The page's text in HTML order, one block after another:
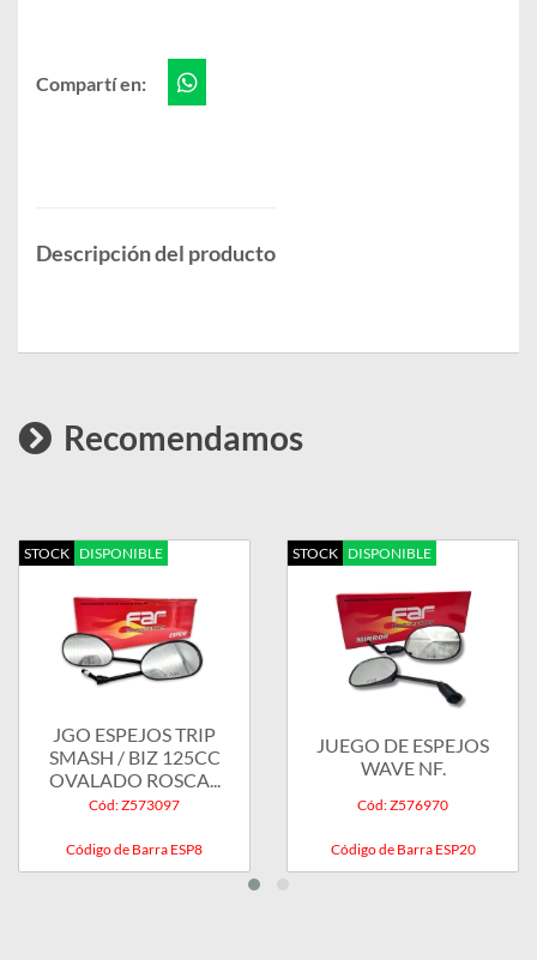
Compartí en:
Descripción del producto
Recomendamos
STOCK DISPONIBLE
JGO ESPEJOS TRIP
SMASH / BIZ 125CC
OVALADO ROSCA...
Cód: Z573097
Código de Barra ESP8
STOCK DISPONIBLE
JUEGO DE ESPEJOS
WAVE NF.
Cód: Z576970
Código de Barra ESP20